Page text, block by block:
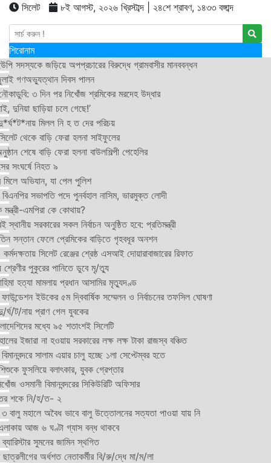
সিলেট ৮ই আগস্ট, ২০২৬ খ্রিস্টাব্দ | ২৪শে শ্রাবণ, ১৪৩৩ বঙ্গাব্দ
শিরোনাম
সদস্যকে জড়িয়ে অপপ্রচারের বিরুদ্ধে গ্রামবাসীর মানববন্ধন
গণঅভ্যুত্থান দিবস পালন
৩ দিন পর নিখোঁজ শ্রমিকের মরদেহ উদ্ধার
দুনিয়া ছাড়িয়া চলে গেছে!’
মিলল নি হ ত দের পরিচয়
থেকে বাড়ি ফেরা হলনা সাইফুলের
শেষে বাড়ি ফেরা হলনা বাউলশিল্পী পেহেলির
সংঘর্ষে নিহত ৯
মিলে অভিযান, যা পেল পুলিশ
সভাপতি পদে পুনর্বহাল নাসিম, ভারমুক্ত লোদী
মন্ত্রী-এমপিরা কে কোথায়?
সরকারের সকল নির্বাচন অনুষ্ঠিত হবে: প্রতিমন্ত্রী
সন্তান ফেলে প্রেমিকের বাড়িতে গৃহবধূর অনশন
সিলেট রেঞ্জের শ্রেষ্ঠ এসআই দোয়ারাবাজারের রিফাত
শ্রেণীর পুকুরের পানিতে ডুবে মৃ/ত্যু
হত্যা মামলায় প্রধান আসামির মৃত্যুদণ্ড
ইউকের ৫ম দ্বিবার্ষিক সম্মেলন ও নির্বাচনের তফসিল ঘোষণা
ট/নায় প্রাণ গেল যুবকের
মধ্যে ৯৫ শতাংশই সিলেটি
ইজারা না হওয়ায় সরকারের লক্ষ লক্ষ টাকা রাজস্ব বঞ্চিত
সালাম এয়ার চালু হচ্ছে ১লা সেপ্টেম্বর হতে
ফুসলিয়ে বলাৎকার, যুবক গ্রেপ্তার
ওসমানী বিমানবন্দরের সিকিউরিটি অফিসার
শকে নি/হ/ত- ২
বালু মহালে অবৈধ ভাবে বালু উত্তোলনের সত্যতা পাওয়া যায় নি
আজ ৬ ঘণ্টা গ্যাস বন্ধ থাকবে
সুমনের জামিন স্থগিত
ছাত্রলীগের অর্ধশত নেতাকর্মীর বি/রু/দ্ধে মা/ম/লা